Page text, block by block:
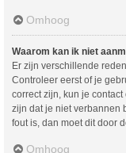
Omhoog
Waarom kan ik niet
Er zijn verschillende
Controleer eerst of je
correct zijn, kun je
zijn dat je niet verbannen
fout is, dan moet dit door
Omhoog